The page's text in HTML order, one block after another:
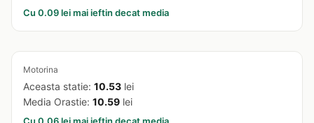
Cu 0.09 lei mai ieftin decat media
Motorina
Aceasta statie: 10.53 lei
Media Orastie: 10.59 lei